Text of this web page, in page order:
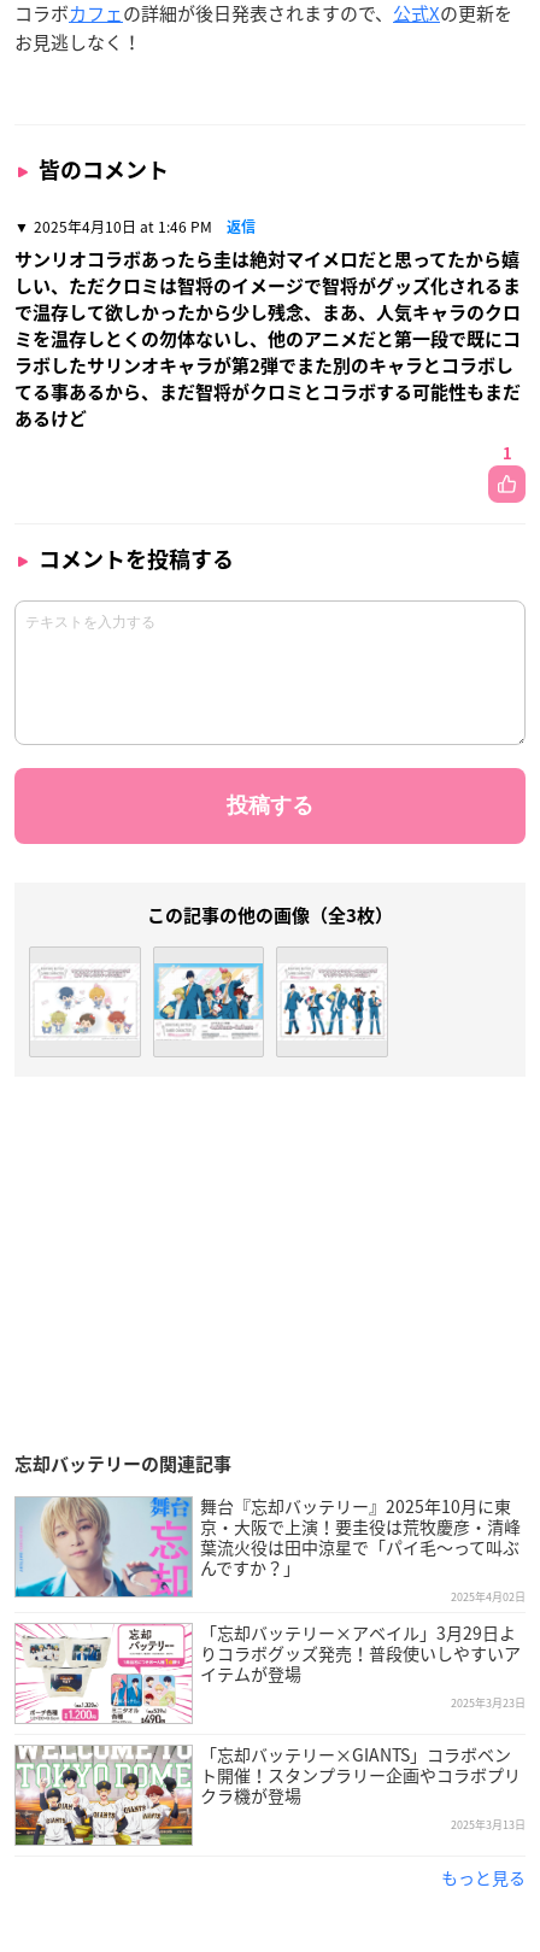
コラボカフェの詳細が後日発表されますので、 公式Xの更新を
お見逃しなく！
皆のコメント
2025年4月10日 at 1:46 PM 返信
サンリオコラボあったら圭は絶対マイメロだと思ってたから嬉
しい、ただクロミは智将のイメージで智将がグッズ化されるま
で温存して欲しかったから少し残念、まあ、人気キャラのクロ
ミを温存しとくの勿体ないし、他のアニメだと第一段で既にコ
ラボしたサリンオキャラが第2弾でまた別のキャラとコラボし
てる事あるから、まだ智将がクロミとコラボする可能性もまだ
あるけど
1
コメントを投稿する
この記事の他の画像（全3枚）
忘却バッテリーの関連記事
舞台『忘却バッテリー』2025年10月に東
京・大阪で上演！要圭役は荒牧慶彦・清峰
葉流火役は田中涼星で「パイ毛〜って叫ぶ
んですか？」
2025年4月02日
「忘却バッテリー×アベイル」3月29日よ
りコラボグッズ発売！普段使いしやすいア
イテムが登場
2025年3月23日
「忘却バッテリー×GIANTS」コラボベン
ト開催！スタンプラリー企画やコラボプリ
クラ機が登場
2025年3月13日
もっと見る